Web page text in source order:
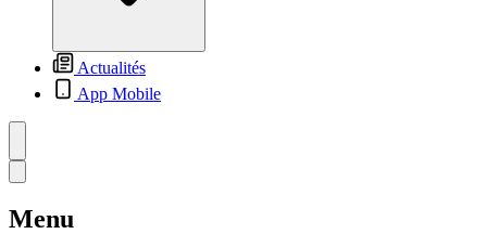
Actualités
App Mobile
Menu